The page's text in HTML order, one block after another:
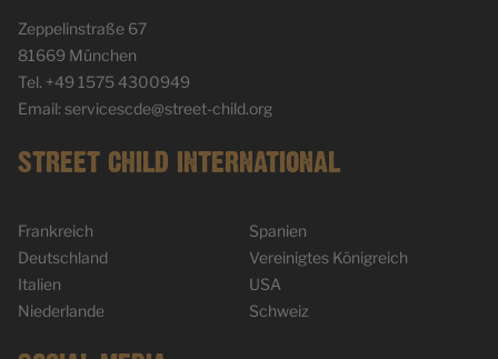
Zeppelinstraße 67
81669 München
Tel. +49 1575 4300949
Email: servicescde@street-child.org
STREET CHILD INTERNATIONAL
Frankreich
Deutschland
Italien
Niederlande
Spanien
Vereinigtes Königreich
USA
Schweiz